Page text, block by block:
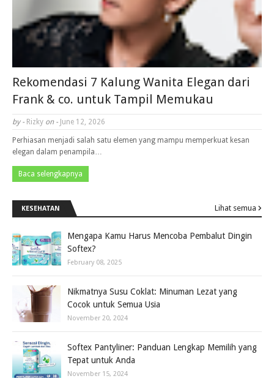
Rekomendasi 7 Kalung Wanita Elegan dari
Frank & co. untuk Tampil Memukau
by - Rizky on - June 12, 2026
Perhiasan menjadi salah satu elemen yang mampu memperkuat kesan
elegan dalam penampila…
Baca selengkapnya
KESEHATAN Lihat semua
Mengapa Kamu Harus Mencoba Pembalut Dingin
Softex?
February 08, 2025
Nikmatnya Susu Coklat: Minuman Lezat yang
Cocok untuk Semua Usia
November 20, 2024
Softex Pantyliner: Panduan Lengkap Memilih yang
Tepat untuk Anda
November 15, 2024